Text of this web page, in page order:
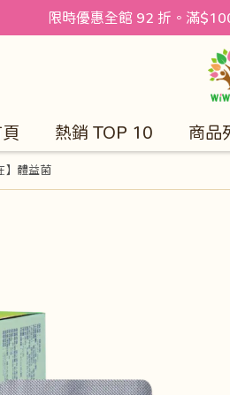
限時優惠全館 92 折。滿
熱銷 TOP 10 商品
】體益菌